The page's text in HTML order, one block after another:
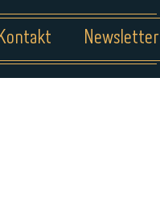
Kontakt Newsletter